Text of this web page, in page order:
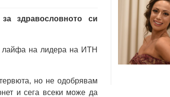
здравословното си
лайфа на лидера на ИТН
но не одобрявам
и сега всеки може да